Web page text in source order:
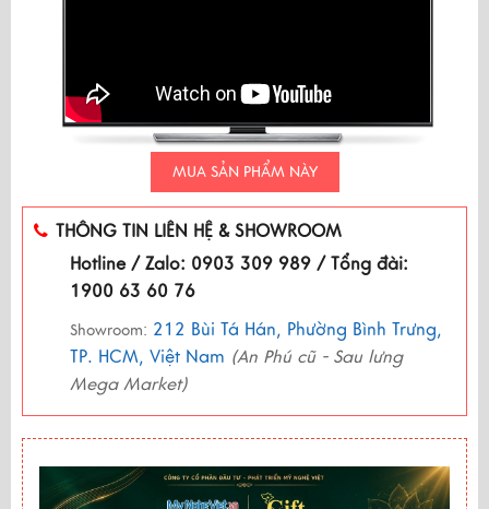
MUA SẢN PHẨM NÀY
THÔNG TIN LIÊN HỆ & SHOWROOM
Hotline / Zalo: 0903 309 989 / Tổng đài:
1900 63 60 76
Showroom: 212 Bùi Tá Hán, Phường Bình Trưng,
TP. HCM, Việt Nam (An Phú cũ - Sau lưng
Mega Market)